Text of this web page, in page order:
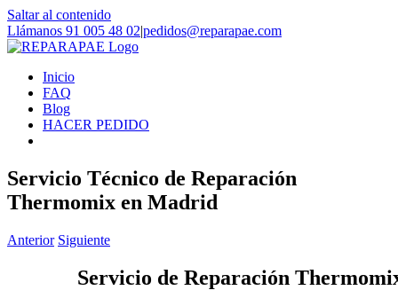
Saltar al contenido
Llámanos 91 005 48 02|pedidos@reparapae.com
Inicio
FAQ
Blog
HACER PEDIDO
Servicio Técnico de Reparación
Thermomix en Madrid
Anterior Siguiente
Servicio de Reparación